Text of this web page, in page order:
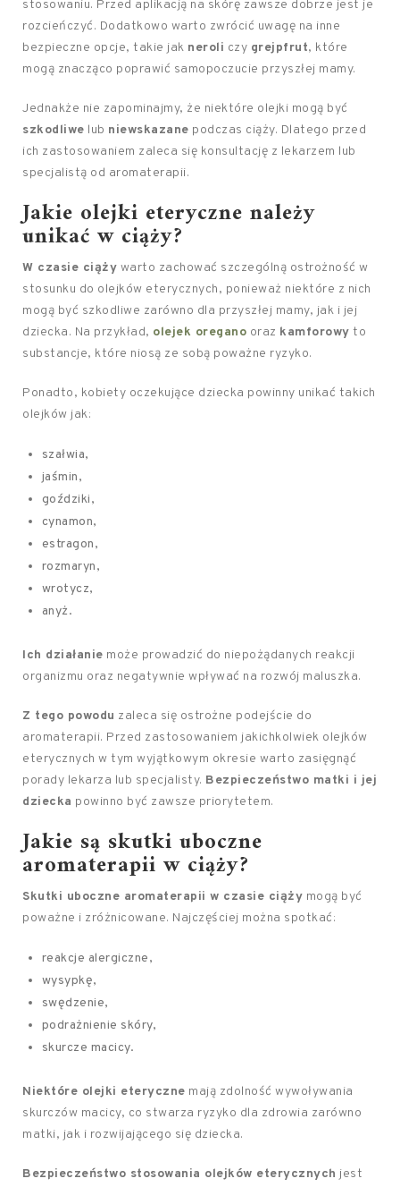
stosowaniu. Przed aplikacją na skórę zawsze dobrze jest je
rozcieńczyć. Dodatkowo warto zwrócić uwagę na inne
bezpieczne opcje, takie jak neroli czy grejpfrut, które
mogą znacząco poprawić samopoczucie przyszłej mamy.
Jednakże nie zapominajmy, że niektóre olejki mogą być
szkodliwe lub niewskazane podczas ciąży. Dlatego przed
ich zastosowaniem zaleca się konsultację z lekarzem lub
specjalistą od aromaterapii.
Jakie olejki eteryczne należy
unikać w ciąży?
W czasie ciąży warto zachować szczególną ostrożność w
stosunku do olejków eterycznych, ponieważ niektóre z nich
mogą być szkodliwe zarówno dla przyszłej mamy, jak i jej
dziecka. Na przykład, olejek oregano oraz kamforowy to
substancje, które niosą ze sobą poważne ryzyko.
Ponadto, kobiety oczekujące dziecka powinny unikać takich
olejków jak:
szałwia,
jaśmin,
goździki,
cynamon,
estragon,
rozmaryn,
wrotycz,
anyż.
Ich działanie może prowadzić do niepożądanych reakcji
organizmu oraz negatywnie wpływać na rozwój maluszka.
Z tego powodu zaleca się ostrożne podejście do
aromaterapii. Przed zastosowaniem jakichkolwiek olejków
eterycznych w tym wyjątkowym okresie warto zasięgnąć
porady lekarza lub specjalisty. Bezpieczeństwo matki i jej
dziecka powinno być zawsze priorytetem.
Jakie są skutki uboczne
aromaterapii w ciąży?
Skutki uboczne aromaterapii w czasie ciąży mogą być
poważne i zróżnicowane. Najczęściej można spotkać:
reakcje alergiczne,
wysypkę,
swędzenie,
podrażnienie skóry,
skurcze macicy.
Niektóre olejki eteryczne mają zdolność wywoływania
skurczów macicy, co stwarza ryzyko dla zdrowia zarówno
matki, jak i rozwijającego się dziecka.
Bezpieczeństwo stosowania olejków eterycznych jest